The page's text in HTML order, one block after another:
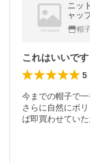
ニッ
ャッ
帽
これはいいです
5
今までの帽子で
さらに自然にボ
ば即買わせてい